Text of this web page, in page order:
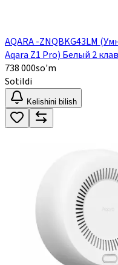
AQARA -ZNQBKG43LM
Aqara Z1 Pro) Белый 2
738 000so'm
Sotildi
Kelishini bilish